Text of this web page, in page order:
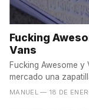
Fucking
Vans
Fucking Awesome y
mercado una
'94,...
MANUEL — 18 DE